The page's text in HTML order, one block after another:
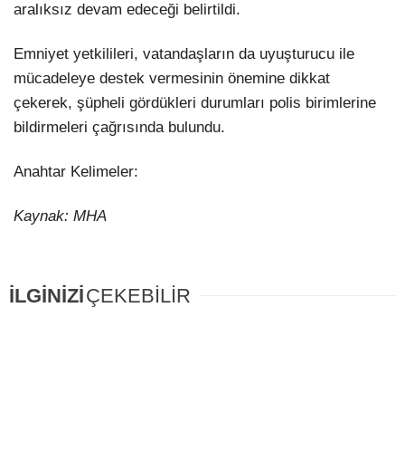
aralıksız devam edeceği belirtildi.
Emniyet yetkilileri, vatandaşların da uyuşturucu ile
mücadeleye destek vermesinin önemine dikkat
çekerek, şüpheli gördükleri durumları polis birimlerine
bildirmeleri çağrısında bulundu.
Anahtar Kelimeler:
Kaynak: MHA
İLGİNİZİÇEKEBİLİR